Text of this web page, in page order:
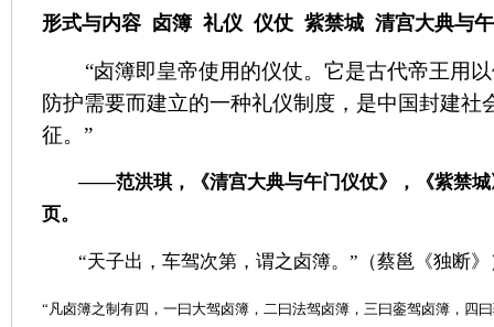
形式与内容 卤簿 礼仪 仪仗 紫禁城 清宫大典与
“卤簿即皇帝使用的仪仗。它是古代帝王用
防护需要而建立的一种礼仪制度，是中国封建社
征。”
——范洪琪，《清宫大典与午门仪仗》，《紫禁城
页。
“天子出，车驾次第，谓之卤簿。”（蔡邕《独断》
“凡卤簿之制有四，一曰大驾卤簿，二曰法驾卤簿，三曰銮驾卤簿，四